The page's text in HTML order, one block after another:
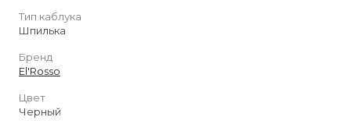
Тип каблука
Шпилька
Бренд
El'Rosso
Цвет
Черный